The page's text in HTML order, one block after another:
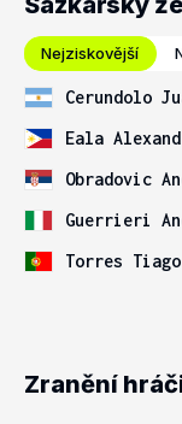
Nejziskovější
Cerundolo
Eala
Obradovic
Guerrieri
Torres Tiago
Zranění